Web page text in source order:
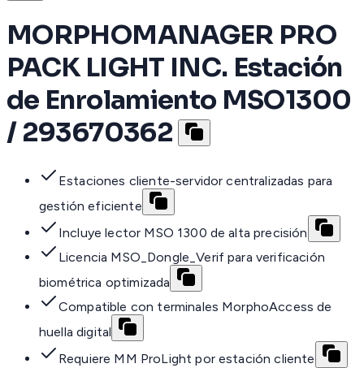
MORPHOMANAGER PRO
PACK LIGHT INC. Estación
de Enrolamiento MSO1300
/ 293670362
Estaciones cliente-servidor centralizadas para
gestión eficiente
Incluye lector MSO 1300 de alta precisión
Licencia MSO_Dongle_Verif para verificación
biométrica optimizada
Compatible con terminales MorphoAccess de
huella digital
Requiere MM ProLight por estación cliente